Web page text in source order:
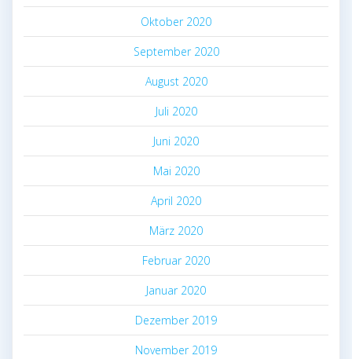
Oktober 2020
September 2020
August 2020
Juli 2020
Juni 2020
Mai 2020
April 2020
März 2020
Februar 2020
Januar 2020
Dezember 2019
November 2019